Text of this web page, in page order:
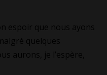
espoir que nous ayons
quelques
aurons, je l’espère,